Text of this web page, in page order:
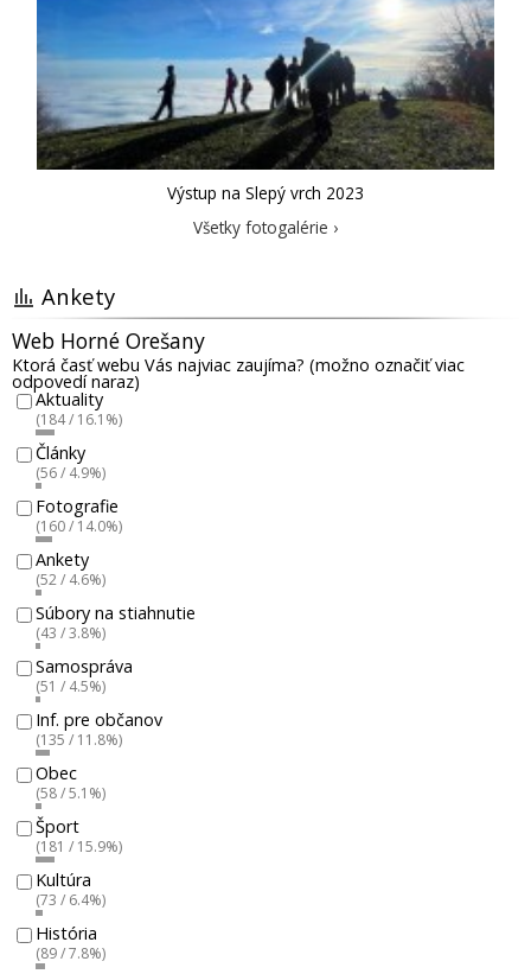
Výstup na Slepý vrch 2023
Všetky fotogalérie ›
Ankety
Web Horné Orešany
Ktorá časť webu Vás najviac zaujíma? (možno označiť viac
odpovedí naraz)
Aktuality
(184 / 16.1%)
Články
(56 / 4.9%)
Fotografie
(160 / 14.0%)
Ankety
(52 / 4.6%)
Súbory na stiahnutie
(43 / 3.8%)
Samospráva
(51 / 4.5%)
Inf. pre občanov
(135 / 11.8%)
Obec
(58 / 5.1%)
Šport
(181 / 15.9%)
Kultúra
(73 / 6.4%)
História
(89 / 7.8%)